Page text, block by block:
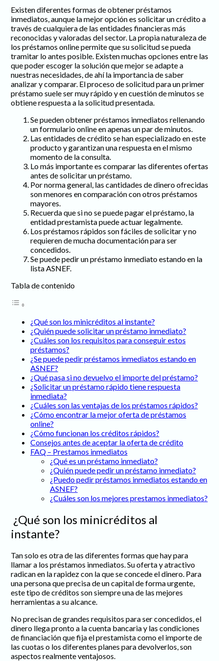
Existen diferentes formas de obtener préstamos
inmediatos, aunque la mejor opción es solicitar un crédito a
través de cualquiera de las entidades financieras más
reconocidas y valoradas del sector. La propia naturaleza de
los préstamos online permite que su solicitud se pueda
tramitar lo antes posible. Existen muchas opciones entre las
que poder escoger la solución que mejor se adapte a
nuestras necesidades, de ahí la importancia de saber
analizar y comparar. El proceso de solicitud para un primer
préstamo suele ser muy rápido y en cuestión de minutos se
obtiene respuesta a la solicitud presentada.
Se pueden obtener préstamos inmediatos rellenando
un formulario online en apenas un par de minutos.
Las entidades de crédito se han especializado en este
producto y garantizan una respuesta en el mismo
momento de la consulta.
Lo más importante es comparar las diferentes ofertas
antes de solicitar un préstamo.
Por norma general, las cantidades de dinero ofrecidas
son menores en comparación con otros préstamos
mayores.
Recuerda que si no se puede pagar el préstamo, la
entidad prestamista puede actuar legalmente.
Los préstamos rápidos son fáciles de solicitar y no
requieren de mucha documentación para ser
concedidos.
Se puede pedir un préstamo inmediato estando en la
lista ASNEF.
Tabla de contenido
¿Qué son los minicréditos al instante?
¿Quién puede solicitar un préstamo inmediato?
¿Cuáles son los requisitos para conseguir estos
préstamos?
¿Se puede pedir préstamos inmediatos estando en
ASNEF?
¿Qué pasa si no devuelvo el importe del préstamo?
¿Solicitar un préstamo rápido tiene respuesta
inmediata?
¿Cuáles son las ventajas de los préstamos rápidos?
¿Cómo encontrar la mejor oferta de préstamos
online?
¿Cómo funcionan los créditos rápidos?
Consejos antes de aceptar la oferta de crédito
FAQ – Prestamos inmediatos
¿Qué es un préstamo inmediato?
¿Quién puede pedir un préstamo inmediato?
¿Puedo pedir préstamos inmediatos estando en
ASNEF?
¿Cuáles son los mejores prestamos inmediatos?
¿Qué son los minicréditos al
instante?
Tan solo es otra de las diferentes formas que hay para
llamar a los préstamos inmediatos. Su oferta y atractivo
radican en la rapidez con la que se concede el dinero. Para
una persona que precisa de un capital de forma urgente,
este tipo de créditos son siempre una de las mejores
herramientas a su alcance.
No precisan de grandes requisitos para ser concedidos, el
dinero llega pronto a la cuenta bancaria y las condiciones
de financiación que fija el prestamista como el importe de
las cuotas o los diferentes planes para devolverlos, son
aspectos realmente ventajosos.